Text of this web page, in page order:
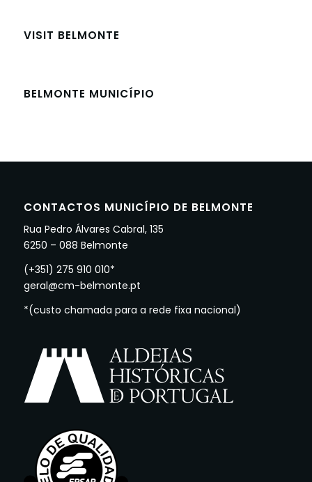
VISIT BELMONTE
BELMONTE MUNICÍPIO
CONTACTOS MUNICÍPIO DE BELMONTE
Rua Pedro Álvares Cabral, 135
6250 – 088 Belmonte
(+351) 275 910 010*
geral@cm-belmonte.pt
*(custo chamada para a rede fixa nacional)